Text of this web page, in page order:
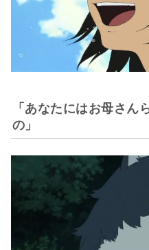
「あなたにはお母さん
の」